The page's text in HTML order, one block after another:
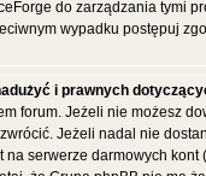
do zarządzania tymi
wypadku postępuj
i prawnych
forum. Jeżeli nie możesz
Jeżeli nadal nie
serwerze darmowych